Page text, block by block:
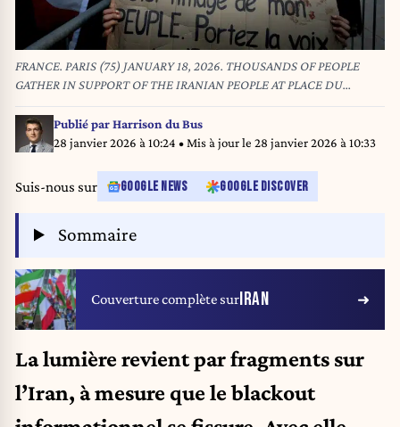
FRANCE. PARIS (75) JANUARY 18, 2026. THOUSANDS OF PEOPLE
GATHER IN SUPPORT OF THE IRANIAN PEOPLE AT PLACE DU
TROCADERO AFTER THE MASSACRE OF THE POPULATION BY THE
REVOLUTIONARY GUARDS! Photo by Christophe
LEPETIT/ABACAPRESS.COM
Publié parHarrison du Bus
28 janvier 2026 à 10:24 • Mis à jour le 28 janvier 2026 à 10:33
Suis-nous sur GOOGLE NEWS GOOGLE DISCOVER
Sommaire
Couverture complète surIRAN
La lumière revient par fragments sur
l’Iran, à mesure que le blackout